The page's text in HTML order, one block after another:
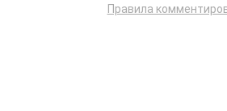
Правила